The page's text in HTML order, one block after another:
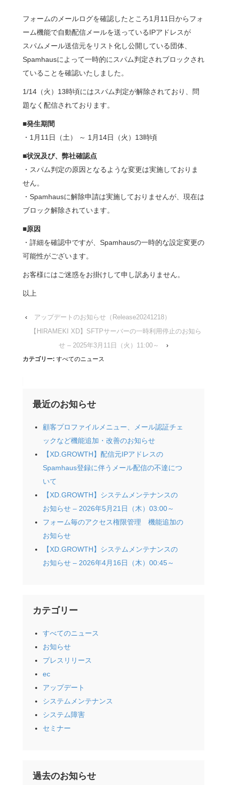
フォームのメールログを確認したところ1月11日からフォ
ーム機能で自動配信メールを送っているIPアドレスが
スパムメール送信元をリスト化し公開している団体、
Spamhausによって一時的にスパム判定されブロックされ
ていることを確認いたしました。
1/14（火）13時頃にはスパム判定が解除されており、問
題なく配信されております。
■発生期間
・1月11日（土） ～ 1月14日（火）13時頃
■状況及び、弊社確認点
・スパム判定の原因となるような変更は実施しておりま
せん。
・Spamhausに解除申請は実施しておりませんが、現在は
ブロック解除されています。
■原因
・詳細を確認中ですが、Spamhausの一時的な設定変更の
可能性がございます。
お客様にはご迷惑をお掛けして申し訳ありません。
以上
‹
アップデートのお知らせ（Release20241218）
【HIRAMEKI XD】SFTPサーバーの一時利用停止のお知ら
せ – 2025年3月11日（火）11:00～
›
カテゴリー: すべてのニュース
最近のお知らせ
顧客プロファイルメニュー、メール認証チェ
ックなど機能追加・改善のお知らせ
【XD.GROWTH】配信元IPアドレスの
Spamhaus登録に伴うメール配信の不達につ
いて
【XD.GROWTH】システムメンテナンスの
お知らせ – 2026年5月21日（木）03:00～
フォーム毎のアクセス権限管理 機能追加の
お知らせ
【XD.GROWTH】システムメンテナンスの
お知らせ – 2026年4月16日（木）00:45～
カテゴリー
すべてのニュース
お知らせ
プレスリリース
ec
アップデート
システムメンテナンス
システム障害
セミナー
過去のお知らせ